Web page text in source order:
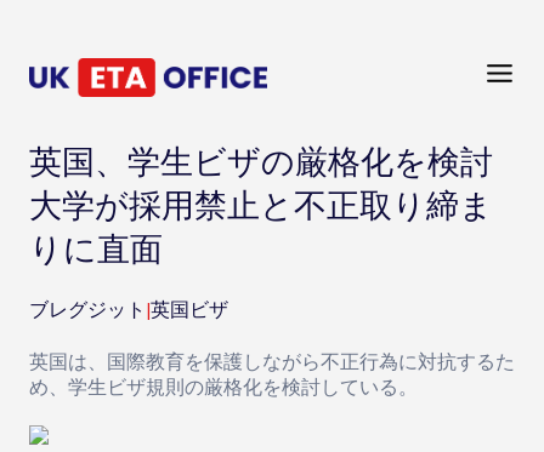
英国、学生ビザの厳格化を検討
大学が採用禁止と不正取り締ま
りに直面
ブレグジット |英国ビザ
英国は、国際教育を保護しながら不正行為に対抗するた
め、学生ビザ規則の厳格化を検討している。